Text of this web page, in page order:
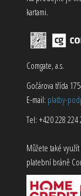
kartami.
Comgate, a.s.
Gočárova třída
E-mail: platby-
Tel: +420 228 224
Můžete také
platební bráně